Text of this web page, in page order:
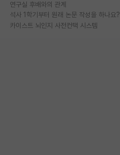
연구실 후배와의 관계
석사 1학기부터 원래 논문 작성을 하나요?
카이스트 뇌인지 사전컨택 시스템